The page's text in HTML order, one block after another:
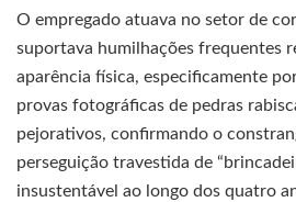
O empregado atuava no setor de
suportava humilhações frequentes
aparência física, especificamente
provas fotográficas de pedras
pejorativos, confirmando o
perseguição travestida de
insustentável ao longo dos quatro